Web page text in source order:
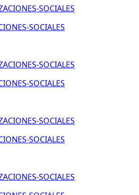
SOCIALES
SOCIALES
SOCIALES